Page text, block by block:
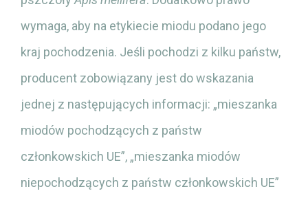
wymaga, aby na etykiecie miodu podano jego
kraj pochodzenia. Jeśli pochodzi z kilku państw,
producent zobowiązany jest do wskazania
jednej z następujących informacji: „mieszanka
miodów pochodzących z państw
członkowskich UE”, „mieszanka miodów
niepochodzących z państw członkowskich UE”